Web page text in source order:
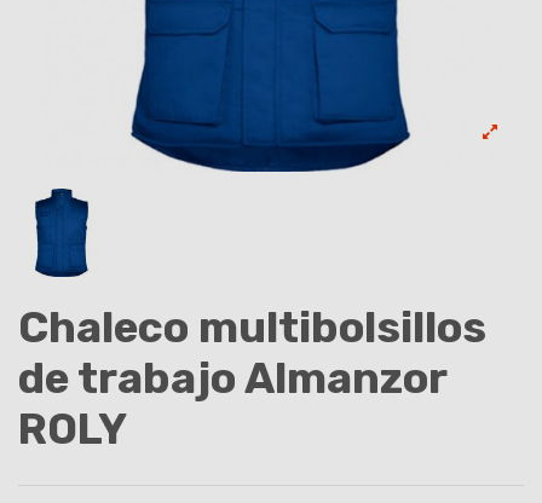
Chaleco multibolsillos
de trabajo Almanzor
ROLY